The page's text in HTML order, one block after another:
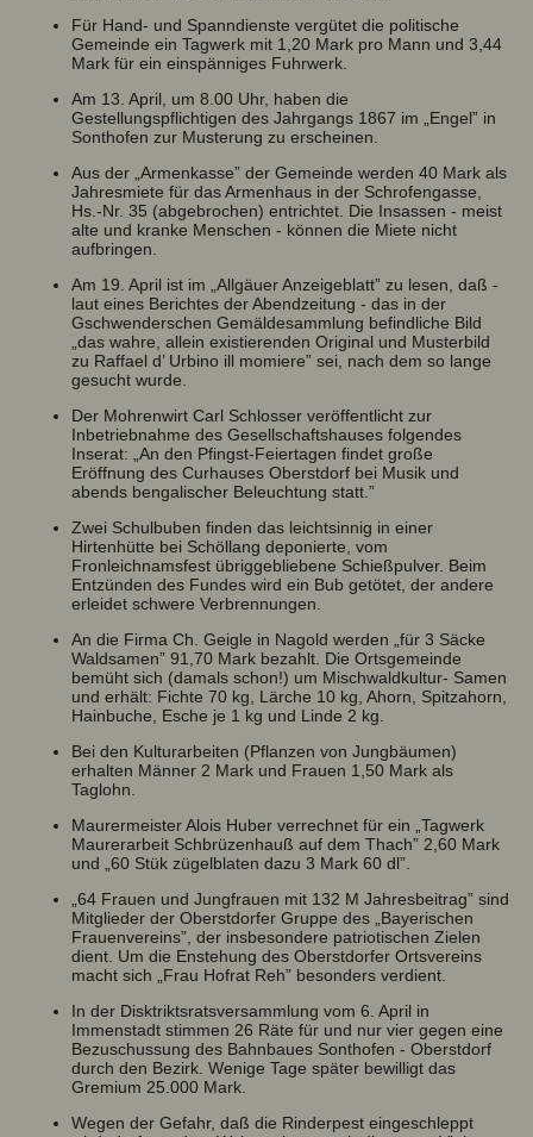
Für Hand- und Spanndienste vergütet die politische
Gemeinde ein Tagwerk mit 1,20 Mark pro Mann und 3,44
Mark für ein einspänniges Fuhrwerk.
Am 13. April, um 8.00 Uhr, haben die
Gestellungspflichtigen des Jahrgangs 1867 im „Engel” in
Sonthofen zur Musterung zu erscheinen.
Aus der „Armenkasse” der Gemeinde werden 40 Mark als
Jahresmiete für das Armenhaus in der Schrofengasse,
Hs.-Nr. 35 (abgebrochen) entrichtet. Die Insassen - meist
alte und kranke Menschen - können die Miete nicht
aufbringen.
Am 19. April ist im „Allgäuer Anzeigeblatt” zu lesen, daß -
laut eines Berichtes der Abendzeitung - das in der
Gschwenderschen Gemäldesammlung befindliche Bild
„das wahre, allein existierenden Original und Musterbild
zu Raffael d’ Urbino ill momiere” sei, nach dem so lange
gesucht wurde.
Der Mohrenwirt Carl Schlosser veröffentlicht zur
Inbetriebnahme des Gesellschaftshauses folgendes
Inserat: „An den Pfingst-Feiertagen findet große
Eröffnung des Curhauses Oberstdorf bei Musik und
abends bengalischer Beleuchtung statt.”
Zwei Schulbuben finden das leichtsinnig in einer
Hirtenhütte bei Schöllang deponierte, vom
Fronleichnamsfest übriggebliebene Schießpulver. Beim
Entzünden des Fundes wird ein Bub getötet, der andere
erleidet schwere Verbrennungen.
An die Firma Ch. Geigle in Nagold werden „für 3 Säcke
Waldsamen” 91,70 Mark bezahlt. Die Ortsgemeinde
bemüht sich (damals schon!) um Mischwaldkultur- Samen
und erhält: Fichte 70 kg, Lärche 10 kg, Ahorn, Spitzahorn,
Hainbuche, Esche je 1 kg und Linde 2 kg.
Bei den Kulturarbeiten (Pflanzen von Jungbäumen)
erhalten Männer 2 Mark und Frauen 1,50 Mark als
Taglohn.
Maurermeister Alois Huber verrechnet für ein „Tagwerk
Maurerarbeit Schbrüzenhauß auf dem Thach” 2,60 Mark
und „60 Stük zügelblaten dazu 3 Mark 60 dl”.
„64 Frauen und Jungfrauen mit 132 M Jahresbeitrag” sind
Mitglieder der Oberstdorfer Gruppe des „Bayerischen
Frauenvereins”, der insbesondere patriotischen Zielen
dient. Um die Enstehung des Oberstdorfer Ortsvereins
macht sich „Frau Hofrat Reh” besonders verdient.
In der Disktriktsratsversammlung vom 6. April in
Immenstadt stimmen 26 Räte für und nur vier gegen eine
Bezuschussung des Bahnbaues Sonthofen - Oberstdorf
durch den Bezirk. Wenige Tage später bewilligt das
Gremium 25.000 Mark.
Wegen der Gefahr, daß die Rinderpest eingeschleppt